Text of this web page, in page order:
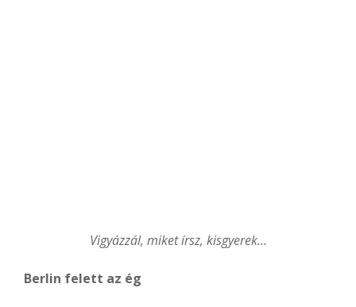
Vigyázzál, miket írsz, kisgyerek…
Berlin felett az ég